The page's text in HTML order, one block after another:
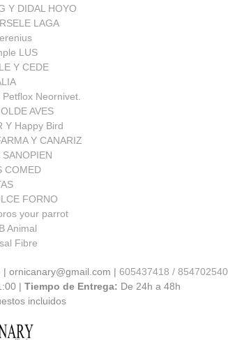
Y DIDAL HOYO
LAGA
LUS
Y CEDE
Neornivet.
AVES
Y Happy Bird
Y CANARIZ
COMED
FORNO
your parrot
Animal
Fibre
| ornicanary@gmail.com |605437418 / 854702540
|Tiempo de Entrega: De 24h a 48h
incluidos